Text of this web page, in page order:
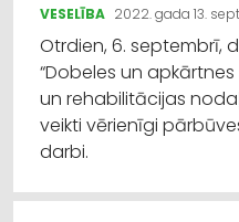
VESELĪBA 2022. gada 13.
Otrdien, 6. septembrī,
“Dobeles un
un rehabilitācijas
veikti vērienīgi
darbi.